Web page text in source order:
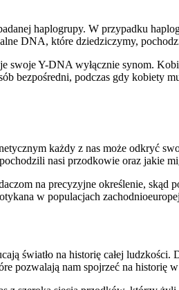
haplogrupy. W przypadku
DNA, które dziedziczymy,
Y-DNA wyłącznie synom.
podczas gdy kobiety
każdy z nas może odkryć
nasi przodkowie oraz jakie
na precyzyjne określenie, skąd
w populacjach
światło na historię całej
pozwalają nam spojrzeć na